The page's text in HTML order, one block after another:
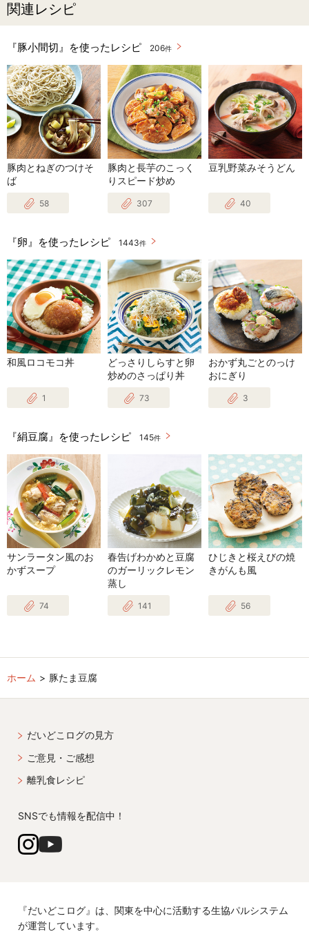
関連レシピ
『豚小間切』を使ったレシピ 206件
豚肉とねぎのつけそ
ば
58
豚肉と長芋のこっく
りスピード炒め
307
豆乳野菜みそうどん
40
『卵』を使ったレシピ 1443件
和風ロコモコ丼
1
どっさりしらすと卵
炒めのさっぱり丼
73
おかず丸ごとのっけ
おにぎり
3
『絹豆腐』を使ったレシピ 145件
サンラータン風のお
かずスープ
74
春告げわかめと豆腐
のガーリックレモン
蒸し
141
ひじきと桜えびの焼
きがんも風
56
ホーム 豚たま豆腐
だいどこログの見方
ご意見・ご感想
離乳食レシピ
SNSでも情報を配信中！
『だいどこログ』は、関東を中心に活動する生協パルシステム
が運営しています。